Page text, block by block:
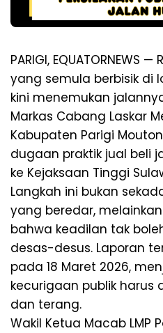
PARIGI, EQUATORNEWS
yang semula berbisik di
kini menemukan
Markas Cabang Laskar
Kabupaten Parigi
dugaan praktik jual beli
ke Kejaksaan Tinggi
Langkah ini bukan
yang beredar,
bahwa keadilan tak
desas-desus. Laporan
pada 18 Maret 2026,
kecurigaan publik harus
dan terang.
Wakil Ketua Macab LMP